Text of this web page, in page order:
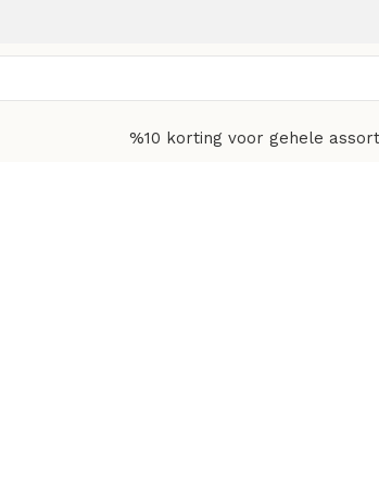
%10 korting voor gehele